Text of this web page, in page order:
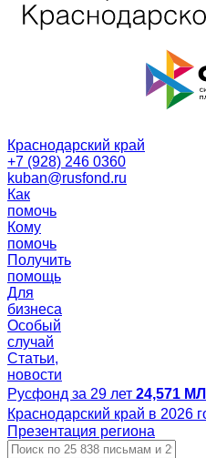
Краснодарский край
+7 (928) 246 0360
kuban@rusfond.ru
Как
помочь
Кому
помочь
Получить
помощь
Для
бизнеса
Особый
случай
Статьи,
новости
Русфонд за 29 лет 24,571
Краснодарский край в 2026
Презентация региона